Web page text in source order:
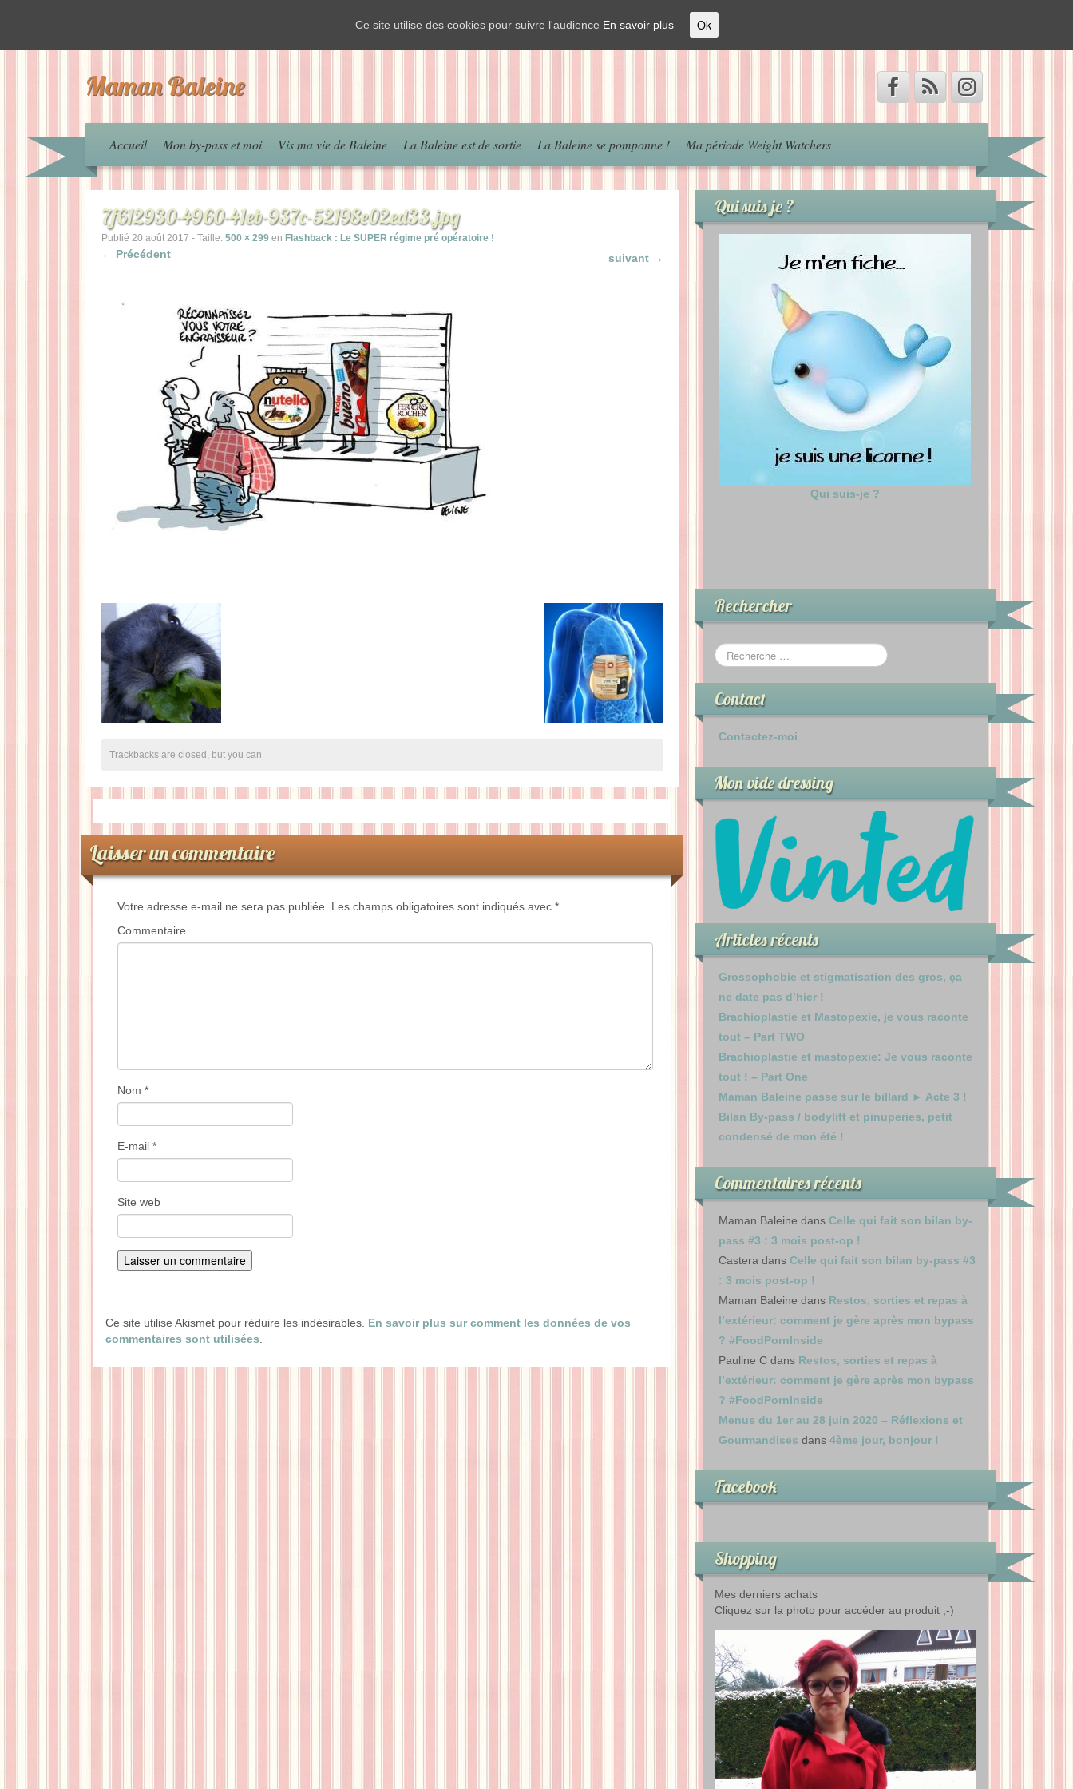
Maman Baleine
Accueil Mon by-pass et moi Vis ma vie de Baleine La Baleine est de sortie La Baleine se pomponne ! Ma période Weight Watchers
7f612930-4960-41eb-937c-52198e02ed33.jpg
Publié 20 août 2017 - Taille: 500 × 299 en Flashback : Le SUPER régime pré opératoire !
← Précédent suivant →
Trackbacks are closed, but you can
Laisser un commentaire
Votre adresse e-mail ne sera pas publiée. Les champs obligatoires sont indiqués avec *
Commentaire
Nom *
E-mail *
Site web
Ce site utilise Akismet pour réduire les indésirables. En savoir plus sur comment les données de vos
commentaires sont utilisées
Qui suis je ?
Qui suis-je ?
Rechercher
Contact
Contactez-moi
Mon vide dressing
Articles récents
Grossophobie et stigmatisation des gros, ça
ne date pas d’hier !
Brachioplastie et Mastopexie, je vous raconte
tout – Part TWO
Brachioplastie et mastopexie: Je vous raconte
tout ! – Part One
Maman Baleine passe sur le billard ► Acte 3 !
Bilan By-pass / bodylift et pinuperies, petit
condensé de mon été !
Commentaires récents
Maman Baleine dans Celle qui fait son bilan by-
pass #3 : 3 mois post-op !
Castera dans Celle qui fait son bilan by-pass #3
: 3 mois post-op !
Maman Baleine dans Restos, sorties et repas à
l’extérieur: comment je gère après mon bypass
? #FoodPornInside
Pauline Cdans Restos, sorties et repas à
l’extérieur: comment je gère après mon bypass
? #FoodPornInside
Menus du 1er au 28 juin 2020 – Réflexions et
Gourmandises dans 4ème jour, bonjour !
Facebook
Shopping
Mes derniers achats
Cliquez sur la photo pour accéder au produit ;-)
Ce site utilise des cookies pour suivre l'audience En savoir plus Ok